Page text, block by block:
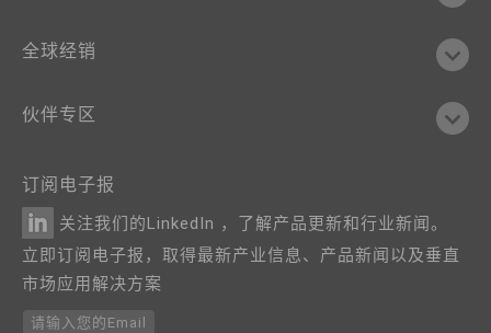
全球经销
伙伴专区
订阅电子报
关注我们的LinkedIn ，了解产品更新和行业新闻。
立即订阅电子报，取得最新产业信息、产品新闻以及垂直
市场应用解决方案
请输入您的Email